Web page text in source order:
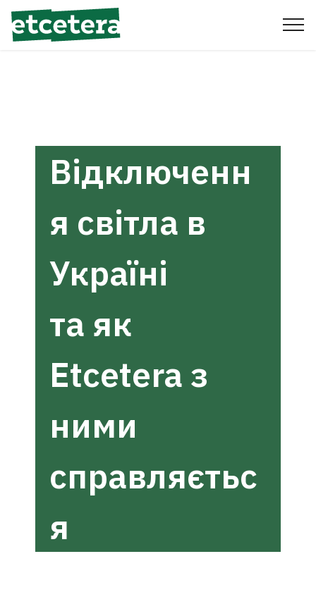
Відключенн
я світла в
Україні
та як
Etcetera з
ними
справляєтьс
я